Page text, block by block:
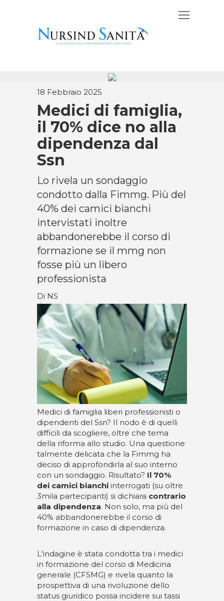
18 Febbraio 2025
Medici di famiglia,
il 70% dice no alla
dipendenza dal
Ssn
Lo rivela un sondaggio
condotto dalla Fimmg. Più del
40% dei camici bianchi
intervistati inoltre
abbandonerebbe il corso di
formazione se il mmg non
fosse più un libero
professionista
Di NS
Medici di famiglia liberi professionisti o
dipendenti del Ssn? Il nodo è di quelli
difficili da scogliere, oltre che tema
della riforma allo studio. Una questione
talmente delicata che la Fimmg ha
deciso di approfondirla al suo interno
con un sondaggio. Risultato? Il 70%
dei camici bianchi interrogati (su oltre
3mila partecipanti) si dichiara contrario
alla dipendenza. Non solo, ma più del
40% abbandonerebbe il corso di
formazione in caso di dipendenza.
L'indagine è stata condotta tra i medici
in formazione del corso di Medicina
generale (CFSMG) e rivela quanto la
prospettiva di una rivoluzione dello
status giuridico possa incidere sui tassi